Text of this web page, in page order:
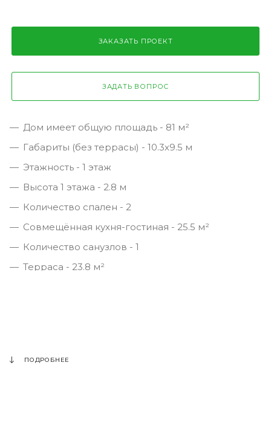
ЗАКАЗАТЬ ПРОЕКТ
ЗАДАТЬ ВОПРОС
Дом имеет общую площадь - 81 м²
Габариты (без террасы) - 10.3х9.5 м
Этажность - 1 этаж
Высота 1 этажа - 2.8 м
Количество спален - 2
Совмещённая кухня-гостиная - 25.5 м²
Количество санузлов - 1
Терраса - 23.8 м²
ПОДРОБНЕЕ